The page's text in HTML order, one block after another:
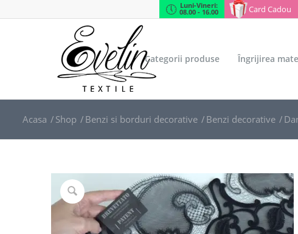
Card Cadou
Luni-Vineri:
08.00 - 16.00
Categorii produse Îngrijirea
Acasa / Shop / Benzi si borduri decorative / Benzi decorative /